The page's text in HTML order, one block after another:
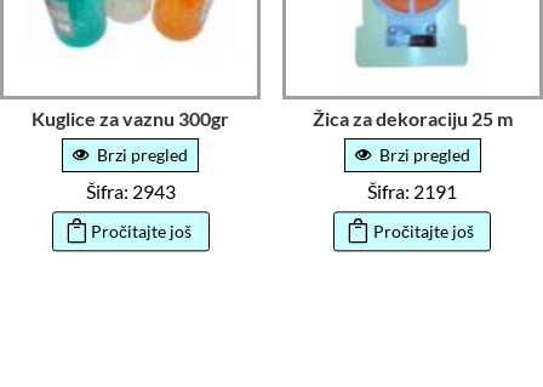
Kuglice za vaznu 300gr
Brzi pregled
Šifra: 2943
Pročitajte još
Žica za dekoraciju 25 m
Brzi pregled
Šifra: 2191
Pročitajte još